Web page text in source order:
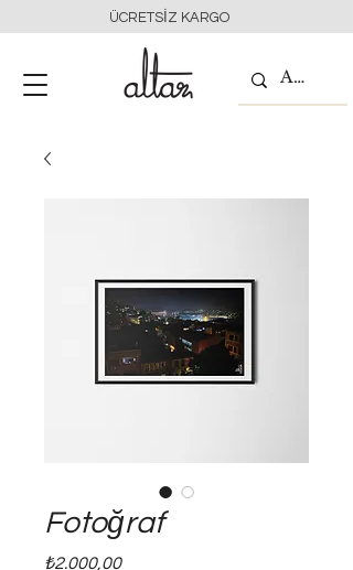
ÜCRETSİZ KARGO
Fotoğraf
₺2.000,00Fiyat